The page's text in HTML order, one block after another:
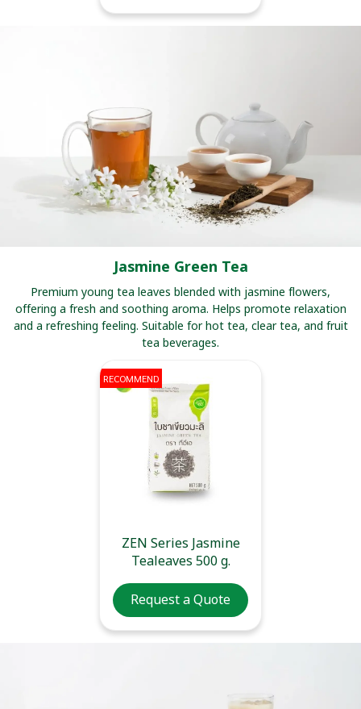
Jasmine Green Tea
Premium young tea leaves blended with jasmine flowers,
offering a fresh and soothing aroma. Helps promote relaxation
and a refreshing feeling. Suitable for hot tea, clear tea, and fruit
tea beverages.
RECOMMEND
ZEN Series Jasmine
Tealeaves 500 g.
Request a Quote